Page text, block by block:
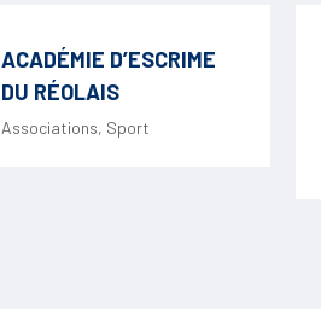
ACADÉMIE D’ESCRIME
DU RÉOLAIS
Associations, Sport